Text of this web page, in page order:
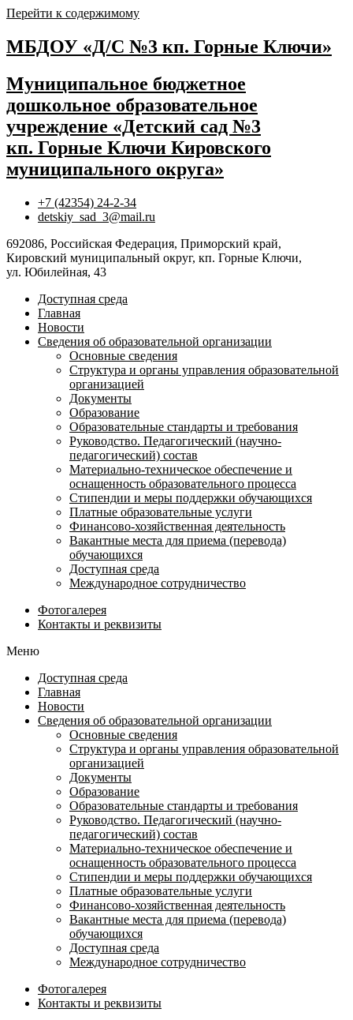
Перейти к содержимому
МБДОУ «Д/С №3 кп. Горные Ключи»
Муниципальное бюджетное
дошкольное образовательное
учреждение «Детский сад №3
кп. Горные Ключи Кировского
муниципального округа»
+7 (42354) 24-2-34
detskiy_sad_3@mail.ru
692086, Российская Федерация, Приморский край,
Кировский муниципальный округ, кп. Горные Ключи,
ул. Юбилейная, 43
Доступная среда
Главная
Новости
Сведения об образовательной организации
Основные сведения
Структура и органы управления образовательной
организацией
Документы
Образование
Образовательные стандарты и требования
Руководство. Педагогический (научно-
педагогический) состав
Материально-техническое обеспечение и
оснащенность образовательного процесса
Стипендии и меры поддержки обучающихся
Платные образовательные услуги
Финансово-хозяйственная деятельность
Вакантные места для приема (перевода)
обучающихся
Доступная среда
Международное сотрудничество
Фотогалерея
Контакты и реквизиты
Меню
Доступная среда
Главная
Новости
Сведения об образовательной организации
Основные сведения
Структура и органы управления образовательной
организацией
Документы
Образование
Образовательные стандарты и требования
Руководство. Педагогический (научно-
педагогический) состав
Материально-техническое обеспечение и
оснащенность образовательного процесса
Стипендии и меры поддержки обучающихся
Платные образовательные услуги
Финансово-хозяйственная деятельность
Вакантные места для приема (перевода)
обучающихся
Доступная среда
Международное сотрудничество
Фотогалерея
Контакты и реквизиты